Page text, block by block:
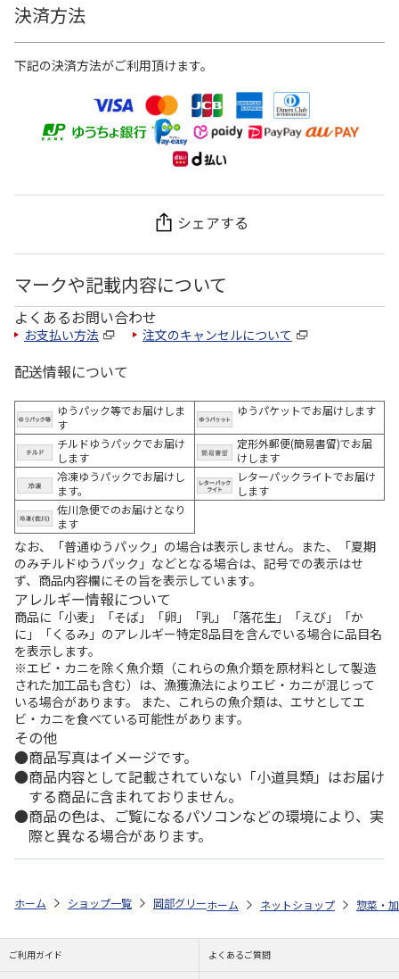
決済方法
下記の決済方法がご利用頂けます。
シェアする
マークや記載内容について
よくあるお問い合わせ
お支払い方法 注文のキャンセルについて
配送情報について
ゆうパック等でお届けしま
す
ゆうパケットでお届けします
チルドゆうパックでお届け
します
定形外郵便(簡易書留)でお届
けします
冷凍ゆうパックでお届けし
ます。
レターパックライトでお届け
します
佐川急便でのお届けとなり
ます
なお、「普通ゆうパック」の場合は表示しません。また、「夏期
のみチルドゆうパック」などとなる場合は、記号での表示はせ
ず、商品内容欄にその旨を表示しています。
アレルギー情報について
商品に「小麦」「そば」「卵」「乳」「落花生」「えび」「か
に」「くるみ」のアレルギー特定8品目を含んでいる場合に品目名
を表示します。
※エビ・カニを除く魚介類（これらの魚介類を原材料として製造
された加工品も含む）は、漁獲漁法によりエビ・カニが混じって
いる場合があります。 また、これらの魚介類は、エサとしてエ
ビ・カニを食べている可能性があります。
その他
商品写真はイメージです。
商品内容として記載されていない「小道具類」はお届け
する商品に含まれておりません。
商品の色は、ご覧になるパソコンなどの環境により、実
際と異なる場合があります。
ホーム ショップ一覧 岡部グリーン（Jewelry Plant） ウコンの克力
ホーム ネットショップ 惣菜・
ご利用ガイド よくあるご質問